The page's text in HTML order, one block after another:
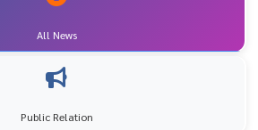
All News
Public Relation